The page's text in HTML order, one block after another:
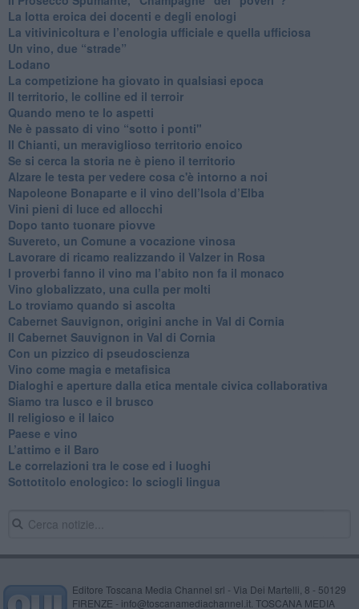
​La lotta eroica dei docenti e degli enologi
​La vitivinicoltura e l’enologia ufficiale e quella ufficiosa
​Un vino, due “strade”
Lodano
​La competizione ha giovato in qualsiasi epoca
Il territorio, le colline ed il terroir
Quando meno te lo aspetti
​Ne è passato di vino “sotto i ponti"
​Il Chianti, un meraviglioso territorio enoico
​Se si cerca la storia ne è pieno il territorio
Alzare le testa per vedere cosa c'è intorno a noi
​Napoleone Bonaparte e il vino dell’Isola d’Elba
Vini pieni di luce ed allocchi
Dopo tanto tuonare piovve
Suvereto, un Comune a vocazione vinosa
Lavorare di ricamo realizzando il Valzer in Rosa
​I proverbi fanno il vino ma l’abito non fa il monaco
Vino globalizzato, una culla per molti
Lo troviamo quando si ascolta
Cabernet Sauvignon, origini anche in Val di Cornia
Il Cabernet Sauvignon in Val di Cornia
Con un pizzico di pseudoscienza
​Vino come magia e metafisica
Dialoghi e aperture dalla etica mentale civica collaborativa
Siamo tra lusco e il brusco
Il religioso e il laico
​Paese e vino
L’attimo e il Baro
Le correlazioni tra le cose ed i luoghi
​Sottotitolo enologico: lo sciogli lingua
Editore Toscana Media Channel srl - Via Dei Martelli, 8 - 50129
FIRENZE - info@toscanamediachannel.it. TOSCANA MEDIA